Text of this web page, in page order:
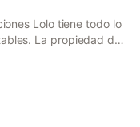
Lolo tiene todo lo
La propiedad de
cocina bien
puede alojar a 4
Wi-Fi, televisión y
Este alquiler
privado con jardín y